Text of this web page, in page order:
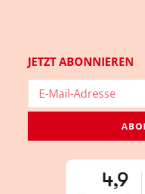
JETZT ABONNIEREN